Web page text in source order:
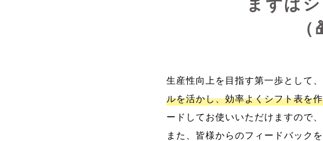
まずは
生産性向上を目指す第一歩として
ルを活かし、効率よくシフト表を
ードしてお使いいただけますので
また、皆様からのフィードバック